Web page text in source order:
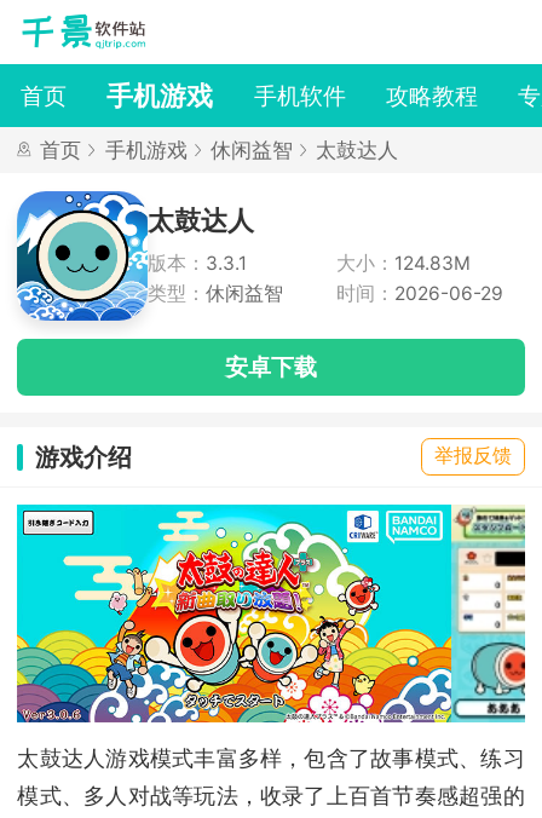
首页 手机游戏 手机软件 攻略教程
首页 手机游戏 休闲益智 太鼓达人
太鼓达人
版本： 3.3.1 大小： 124.83M
类型： 休闲益智 时间： 2026-06-29
安卓下载
游戏介绍 举报反馈
太鼓达人游戏模式丰富多样，包含了故事模式、练习
模式、多人对战等玩法，收录了上百首节奏感超强的